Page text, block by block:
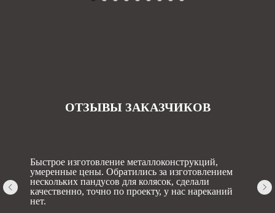
ОТЗЫВЫ ЗАКАЗЧИКОВ
Быстрое изготовление металлоконструкций,
умеренные цены. Обратились за изготовлением
нескольких пандусов для колясок, сделали
качественно, точно по проекту, у нас нареканий
нет.